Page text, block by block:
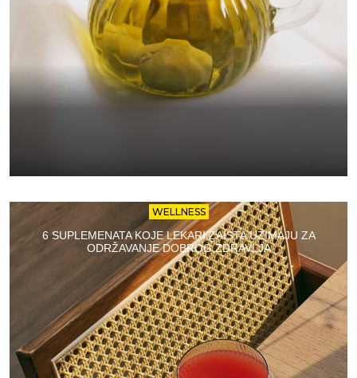
WELLNESS
6 SUPLEMENATA KOJE LEKARI ZAISTA UZIMAJU ZA
ODRŽAVANJE DOBROG ZDRAVLJA